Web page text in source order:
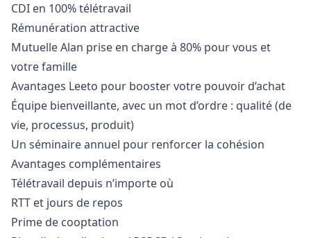
CDI en 100% télétravail
Rémunération attractive
Mutuelle Alan prise en charge à 80% pour vous et
votre famille
Avantages Leeto pour booster votre pouvoir d’achat
Équipe bienveillante, avec un mot d’ordre : qualité (de
vie, processus, produit)
Un séminaire annuel pour renforcer la cohésion
Avantages complémentaires
Télétravail depuis n’importe où
RTT et jours de repos
Prime de cooptation